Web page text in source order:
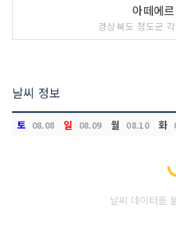
아떼에
경상북도 청도군
날씨 정보
토 08.08 일 08.09 월 08.10 화
날씨 데이터를